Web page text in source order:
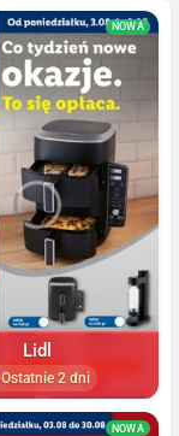
NOWA
Lidl
Ostatnie 2 dni
NOWA